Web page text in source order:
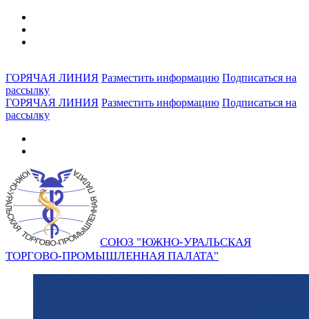
ГОРЯЧАЯ ЛИНИЯ Разместить информацию Подписаться на
рассылку
ГОРЯЧАЯ ЛИНИЯ Разместить информацию Подписаться на
рассылку
СОЮЗ "ЮЖНО-УРАЛЬСКАЯ
ТОРГОВО-ПРОМЫШЛЕННАЯ ПАЛАТА"